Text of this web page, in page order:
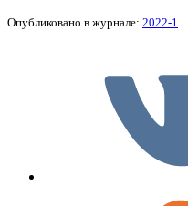
Опубликовано в журнале: 2022-1